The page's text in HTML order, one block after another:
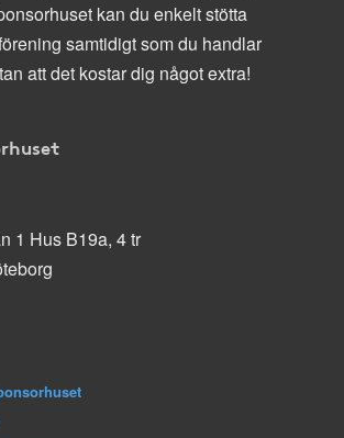
kan du enkelt stötta
samtidigt som du handlar
att det kostar dig något extra!
1 Hus B19a, 4 tr